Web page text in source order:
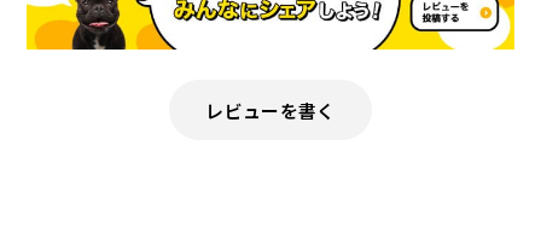
レビューを書く